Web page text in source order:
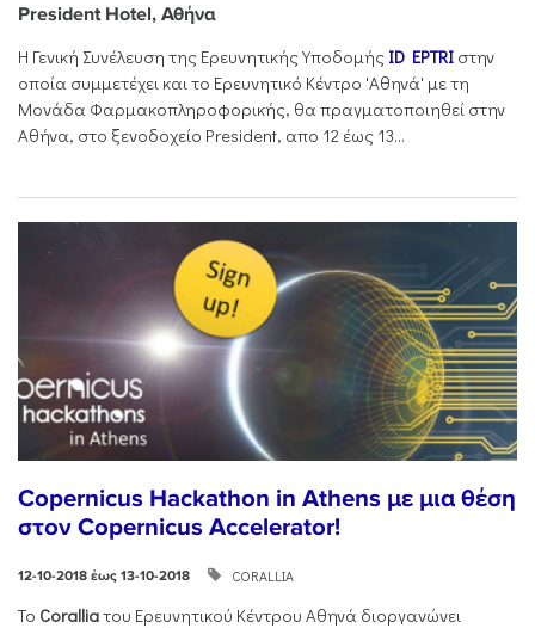
President Hotel, Αθήνα
H Γενική Συνέλευση της Ερευνητικής Υποδομής ID EPTRI στην
οποία συμμετέχει και το Ερευνητικό Κέντρο 'Αθηνά' με τη
Μονάδα Φαρμακοπληροφορικής, θα πραγματοποιηθεί στην
Αθήνα, στο ξενοδοχείο President, απο 12 έως 13...
Copernicus Hackathon in Athens με μια θέση
στον Copernicus Accelerator!
12-10-2018 έως 13-10-2018 CORALLIA
Το Coralliaτου Ερευνητικού Κέντρου Αθηνά διοργανώνει